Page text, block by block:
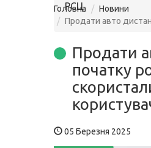
РСЦ
Головна
Новини
Продати авто
Продати
початку
05 Березня 2025